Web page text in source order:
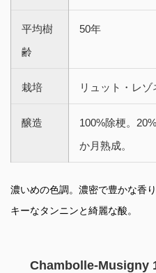
平均樹
齢
50年
栽培 リュット・レゾ
醸造
100%除梗。
か月熟成。
濃いめの色調。濃密で豊かな香
キーなタンニンと綺麗な酸。
Chambolle-